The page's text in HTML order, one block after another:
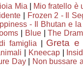
Mia
Mio fratello è
Frozen 2 - Il
- Il Bhutan e
Blue|The
famiglia Greta
Kneecap|
Day| Non bussare